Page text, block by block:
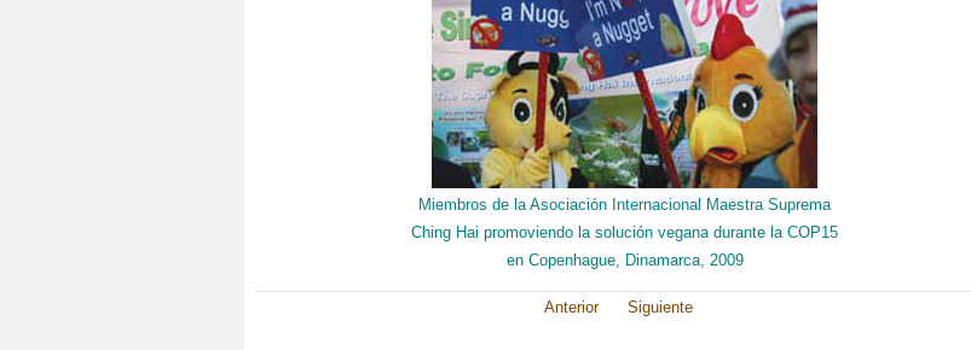
Miembros de la Asociación Internacional Maestra Suprema
Ching Hai promoviendo la solución vegana durante la COP15
en Copenhague, Dinamarca, 2009
Anterior Siguiente